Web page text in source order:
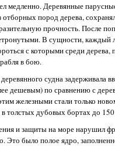
медленно. Деревянные
пород дерева,
прочность. После
В сущности, каждый
с которыми среди
в бою.
судна задерживала
дешевым) по сравнению с
железными стали только
толстых дубовых бортах до
и защиты на море нарушил
Это было полое ядро,